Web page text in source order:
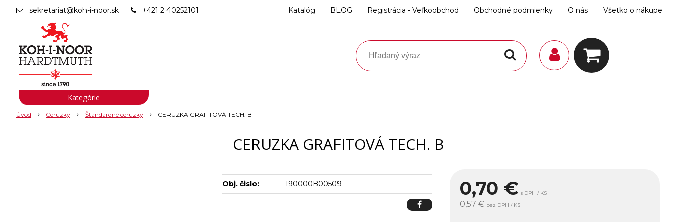
sekretariat@koh-i-noor.sk +421 2 40252101 Katalóg BLOG Registrácia - Veľkoobchod Obchodné podmienky O nás Všetko o nákupe
Úvod Ceruzky Štandardné ceruzky CERUZKA GRAFITOVÁ TECH. B
CERUZKA GRAFITOVÁ TECH. B
0,70 € s DPH / KS
0,57 € bez DPH / KS
Obj. čislo: 190000B00509
Kategórie